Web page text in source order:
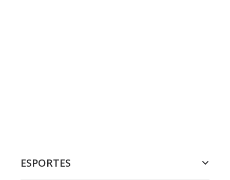
ESPORTES